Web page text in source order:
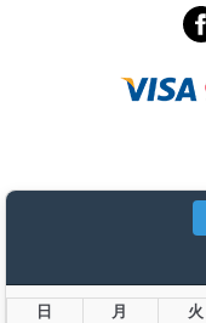
日 月 火